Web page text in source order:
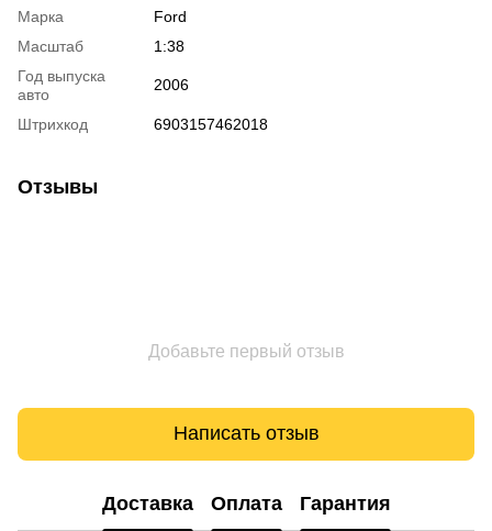
Марка
Ford
Масштаб
1:38
Год выпуска
авто
2006
Штрихкод 6903157462018
Отзывы
Добавьте первый отзыв
Написать отзыв
Доставка Оплата Гарантия